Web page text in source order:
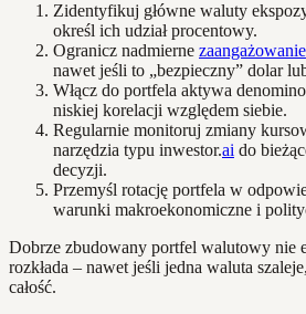
Zidentyfikuj główne waluty
określ ich udział procentowy.
Ogranicz nadmierne zaangażowanie
nawet jeśli to „bezpieczny” dolar
Włącz do portfela aktywa
niskiej korelacji względem siebie.
Regularnie monitoruj zmiany
narzędzia typu inwestor.ai do
decyzji.
Przemyśl rotację portfela w
warunki makroekonomiczne i
Dobrze zbudowany portfel walutowy nie
rozkłada – nawet jeśli jedna waluta
całość.